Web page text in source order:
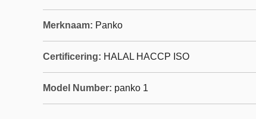
Merknaam: Panko
Certificering: HALAL HACCP ISO
Model Number: panko 1